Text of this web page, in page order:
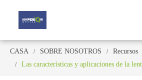
CASA SOBRE NOSOTROS
Recursos
Las características y aplicaciones de la